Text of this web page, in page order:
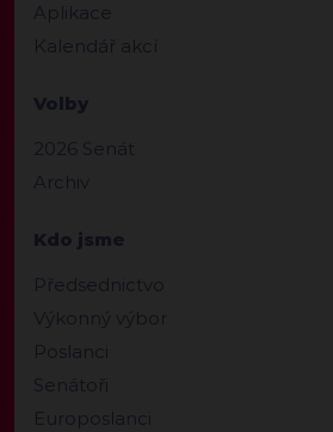
Aplikace
Kalendář akcí
Volby
2026 Senát
Archiv
Kdo jsme
Předsednictvo
Výkonný výbor
Poslanci
Senátoři
Europoslanci